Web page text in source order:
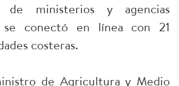
de ministerios y agencias
conectó en línea con 21
costeras.
de Agricultura y Medio